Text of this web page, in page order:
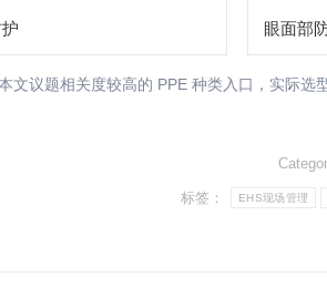
眼面部
文议题相关度较高的 PPE 种类入口，实际选
标签： EHS现场管理